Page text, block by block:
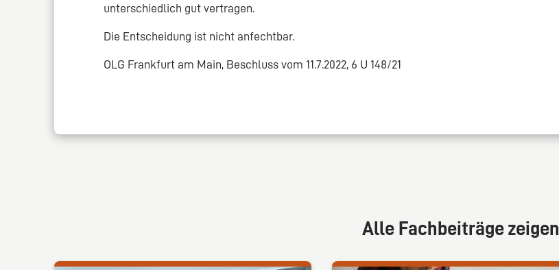
unterschiedlich gut vertragen.
Die Entscheidung ist nicht anfechtbar.
OLG Frankfurt am Main, Beschluss vom 11.7.2022, 6 U 148/21
Alle Fachbeiträge zeigen